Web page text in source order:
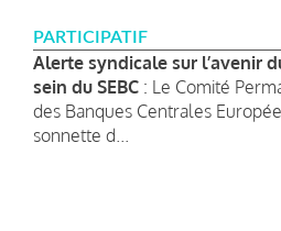
PARTICIPATIF
Alerte syndicale sur l’avenir
sein du SEBC : Le Comité
des Banques Centrales
sonnette d...